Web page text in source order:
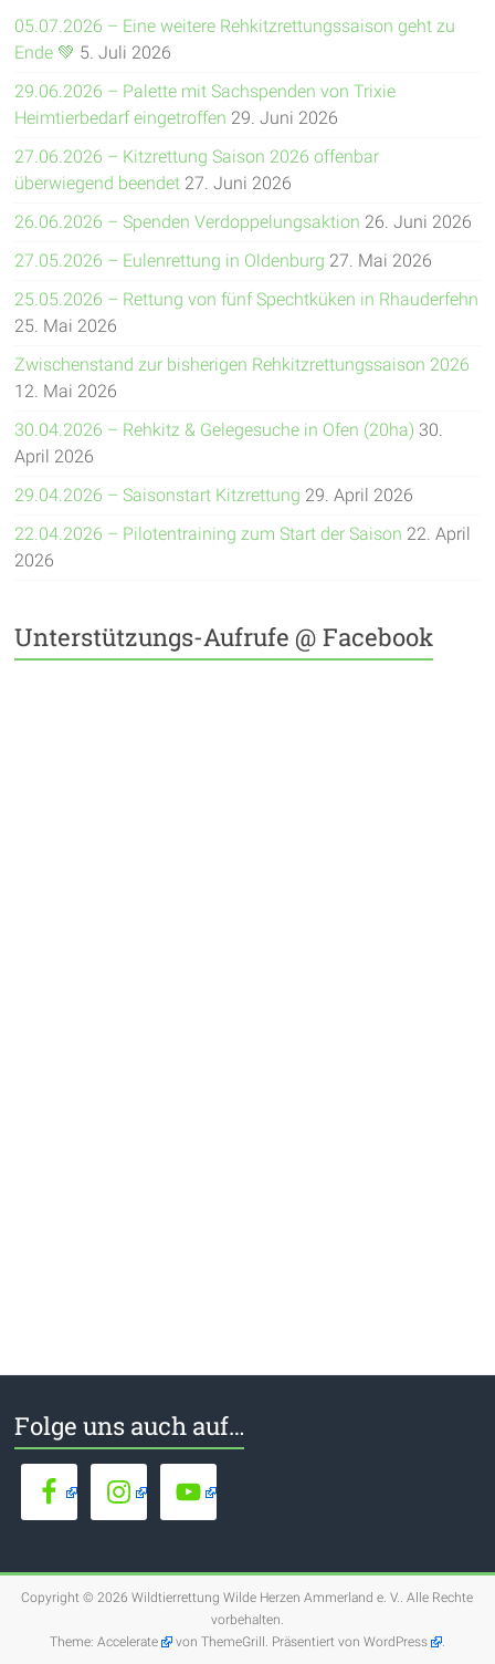
05.07.2026 – Eine weitere Rehkitzrettungssaison geht zu
Ende 💚 5. Juli 2026
29.06.2026 – Palette mit Sachspenden von Trixie
Heimtierbedarf eingetroffen 29. Juni 2026
27.06.2026 – Kitzrettung Saison 2026 offenbar
überwiegend beendet 27. Juni 2026
26.06.2026 – Spenden Verdoppelungsaktion 26. Juni 2026
27.05.2026 – Eulenrettung in Oldenburg 27. Mai 2026
25.05.2026 – Rettung von fünf Spechtküken in Rhauderfehn
25. Mai 2026
Zwischenstand zur bisherigen Rehkitzrettungssaison 2026
12. Mai 2026
30.04.2026 – Rehkitz & Gelegesuche in Ofen (20ha) 30.
April 2026
29.04.2026 – Saisonstart Kitzrettung 29. April 2026
22.04.2026 – Pilotentraining zum Start der Saison 22. April
2026
Unterstützungs-Aufrufe @ Facebook
Folge uns auch auf…
Copyright © 2026Wildtierrettung Wilde Herzen Ammerland e. V.. Alle Rechte
vorbehalten.
Theme: Accelerate von ThemeGrill. Präsentiert von WordPress
.